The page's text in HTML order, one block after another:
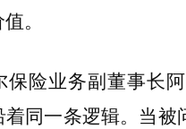
。
保险业务副董事长
同一条逻辑。当被